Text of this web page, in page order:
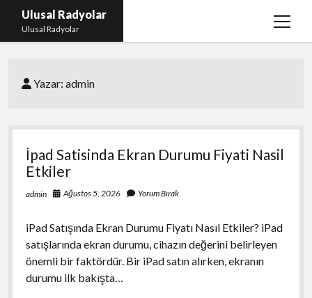
Ulusal Radyolar
Ulusal Radyolar
menüyü
Instagram Beğeni Kazanma Ücretsiz
Spotify Dinlenme Atma Parasız
Yazar:admin
İpad Satisinda Ekran Durumu Fiyati Nasil
Etkiler
admin Ağustos 5, 2026 Yorum Bırak
iPad Satışında Ekran Durumu Fiyatı Nasıl Etkiler? iPad
satışlarında ekran durumu, cihazın değerini belirleyen
önemli bir faktördür. Bir iPad satın alırken, ekranın
durumu ilk bakışta…